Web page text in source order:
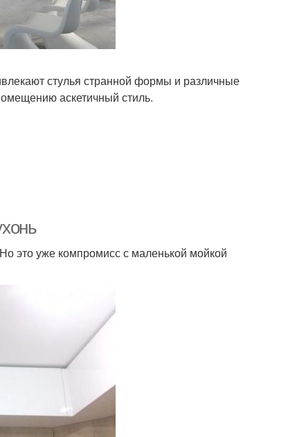
стулья странной формы и различные
аскетичный стиль.
это уже компромисс с маленькой мойкой